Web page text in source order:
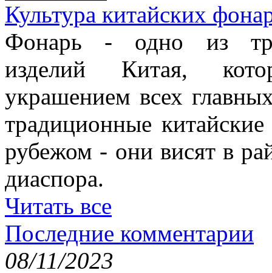
Культура китайских
Фонарь - одно из
изделий Китая,
украшением всех
традиционные
рубежом - они висят в
диаспора.
Читать все
Последние комментарии
08/11/2023